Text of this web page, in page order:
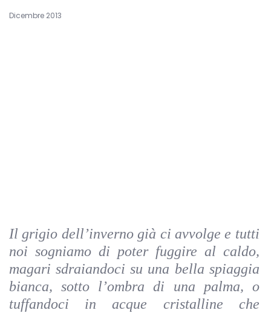
Dicembre 2013
Il grigio dell’inverno già ci avvolge e tutti
noi sogniamo di poter fuggire al caldo,
magari sdraiandoci su una bella spiaggia
bianca, sotto l’ombra di una palma, o
tuffandoci in acque cristalline che